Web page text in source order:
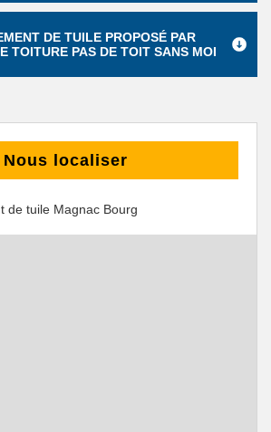
DE TUILE PROPOSÉ PAR
TOITURE PAS DE TOIT SANS MOI
Nous localiser
de tuile Magnac Bourg